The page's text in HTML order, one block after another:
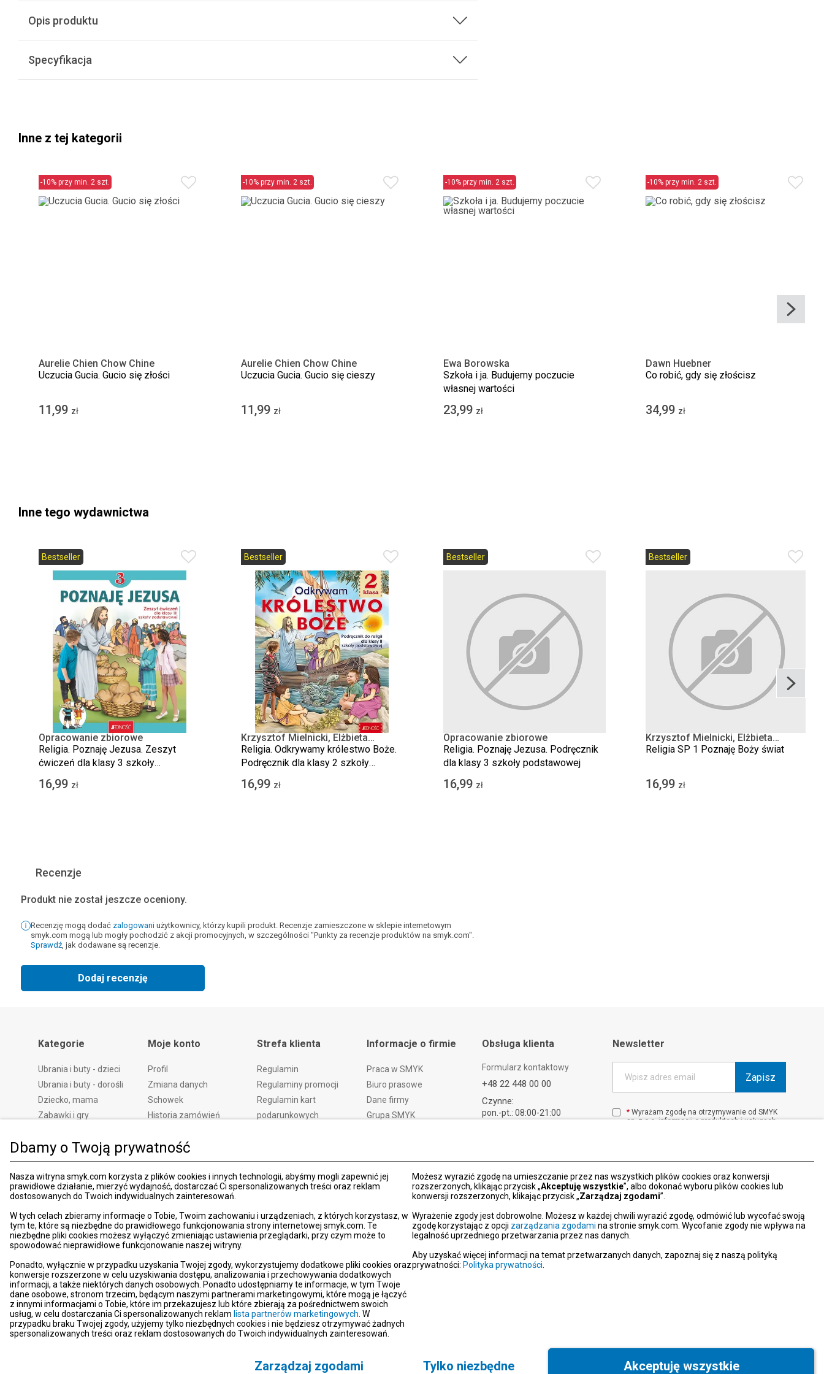
Dbamy o Twoją prywatność
Nasza witryna smyk.com korzysta z plików cookies i innych technologii, abyśmy mogli zapewnić jej
prawidłowe działanie, mierzyć wydajność, dostarczać Ci spersonalizowanych treści oraz reklam
dostosowanych do Twoich indywidualnych zainteresowań.
W tych celach zbieramy informacje o Tobie, Twoim zachowaniu i urządzeniach, z których korzystasz, w
tym te, które są niezbędne do prawidłowego funkcjonowania strony internetowej smyk.com. Te
niezbędne pliki cookies możesz wyłączyć zmieniając ustawienia przeglądarki, przy czym może to
spowodować nieprawidłowe funkcjonowanie naszej witryny.
Ponadto, wyłącznie w przypadku uzyskania Twojej zgody, wykorzystujemy dodatkowe pliki cookies oraz
konwersje rozszerzone w celu uzyskiwania dostępu, analizowania i przechowywania dodatkowych
informacji, a także niektórych danych osobowych. Ponadto udostępniamy te informacje, w tym Twoje
dane osobowe, stronom trzecim, będącym naszymi partnerami marketingowymi, które mogą je łączyć
z innymi informacjami o Tobie, które im przekazujesz lub które zbierają za pośrednictwem swoich
usług, w celu dostarczania Ci spersonalizowanych reklam lista partnerów marketingowych . W
przypadku braku Twojej zgody, użyjemy tylko niezbędnych cookies i nie będziesz otrzymywać żadnych
spersonalizowanych treści oraz reklam dostosowanych do Twoich indywidualnych zainteresowań.
Możesz wyrazić zgodę na umieszczanie przez nas wszystkich plików cookies oraz konwersji
rozszerzonych, klikając przycisk „Akceptuję wszystkie”, albo dokonać wyboru plików cookies lub
konwersji rozszerzonych, klikając przycisk „Zarządzaj zgodami”.
Wyrażenie zgody jest dobrowolne. Możesz w każdej chwili wyrazić zgodę, odmówić lub wycofać swoją
zgodę korzystając z opcji zarządzania zgodami na stronie smyk.com. Wycofanie zgody nie wpływa na
legalność uprzedniego przetwarzania przez nas danych.
Aby uzyskać więcej informacji na temat przetwarzanych danych, zapoznaj się z naszą polityką
prywatności: Polityka prywatności
Zarządzaj zgodami Tylko niezbędne Akceptuję wszystkie
Opis produktu
Specyfikacja
Inne z tej kategorii
-10% przy min. 2 szt.
Aurelie Chien Chow Chine
Uczucia Gucia. Gucio się złości
11,99 zł
-10% przy min. 2 szt.
Aurelie Chien Chow Chine
Uczucia Gucia. Gucio się cieszy
11,99 zł
-10% przy min. 2 szt.
Ewa Borowska
Szkoła i ja. Budujemy poczucie
własnej wartości
23,99 zł
-10% przy min. 2 szt.
Dawn Huebner
Co robić, gdy się złościsz
34,99 zł
Inne tego wydawnictwa
Bestseller
Opracowanie zbiorowe
Religia. Poznaję Jezusa. Zeszyt
ćwiczeń dla klasy 3 szkoły
podstawowej
16,99 zł
Bestseller
Krzysztof Mielnicki, Elżbieta
Kondrak
Religia. Odkrywamy królestwo Boże.
Podręcznik dla klasy 2 szkoły
podstawowej
16,99 zł
Bestseller
Opracowanie zbiorowe
Religia. Poznaję Jezusa. Podręcznik
dla klasy 3 szkoły podstawowej
16,99 zł
Bestseller
Krzysztof Mielnicki, Elżbieta
Kondrak
Religia SP 1 Poznaję Boży świat
16,99 zł
Recenzje
Produkt nie został jeszcze oceniony.
Recenzję mogą dodać zalogowani użytkownicy, którzy kupili produkt. Recenzje zamieszczone w sklepie internetowym
smyk.com mogą lub mogły pochodzić z akcji promocyjnych, w szczególności "Punkty za recenzje produktów na smyk.com".
Sprawdź, jak dodawane są recenzje.
Dodaj recenzję
Kategorie
Ubrania i buty - dzieci
Ubrania i buty - dorośli
Dziecko, mama
Zabawki i gry
Zdrowie i uroda
Dom i ogród
Promocje
Porady
Moje konto
Profil
Zmiana danych
Schowek
Historia zamówień
Polityka prywatności
Ustawienia prywatności
Śledzenie zamówień
Strefa klienta
Regulamin
Regulaminy promocji
Regulamin kart
podarunkowych
Reklamacje
Metody płatności
PayPo
Karty podarunkowe
Znajdź sklep SMYK
Newsletter
Komunikaty
Deklaracje zgodności
Pomoc
Kontakt
Informacje o firmie
Praca w SMYK
Biuro prasowe
Dane firmy
Grupa SMYK
Akt o usługach cyfrowych
Deklaracja dostępności
Obsługa klienta
Formularz kontaktowy
+48 22 448 00 00
Czynne:
pon.-pt.: 08:00-21:00
Newsletter
Wpisz adres email Zapisz
* Wyrażam zgodę na otrzymywanie od SMYK
sp. z o.o. informacji o produktach i usługach
W każdej chwili możesz z łatwością cofnąć
więcej